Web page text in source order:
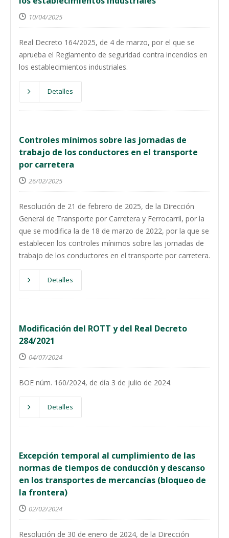
10/04/2025
Real Decreto 164/2025, de 4 de marzo, por el que se
aprueba el Reglamento de seguridad contra incendios en
los establecimientos industriales.
Detalles
Controles mínimos sobre las jornadas de
trabajo de los conductores en el transporte
por carretera
26/02/2025
Resolución de 21 de febrero de 2025, de la Dirección
General de Transporte por Carretera y Ferrocarril, por la
que se modifica la de 18 de marzo de 2022, por la que se
establecen los controles mínimos sobre las jornadas de
trabajo de los conductores en el transporte por carretera.
Detalles
Modificación del ROTT y del Real Decreto
284/2021
04/07/2024
BOE núm. 160/2024, de día 3 de julio de 2024.
Detalles
Excepción temporal al cumplimiento de las
normas de tiempos de conducción y descanso
en los transportes de mercancías (bloqueo de
la frontera)
02/02/2024
Resolución de 30 de enero de 2024, de la Dirección